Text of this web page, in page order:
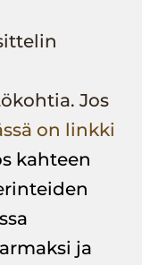
Jos
on linkki
kahteen
ja